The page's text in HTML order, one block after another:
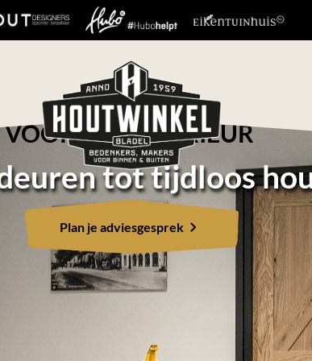
VOOR ELK INTERIEUR
tot tijdloos
Plan je adviesgesprek